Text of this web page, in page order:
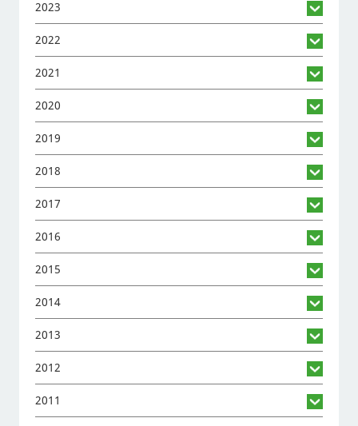
2023
2022
2021
2020
2019
2018
2017
2016
2015
2014
2013
2012
2011